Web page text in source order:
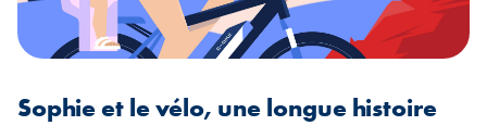
Sophie et le vélo, une longue histoire